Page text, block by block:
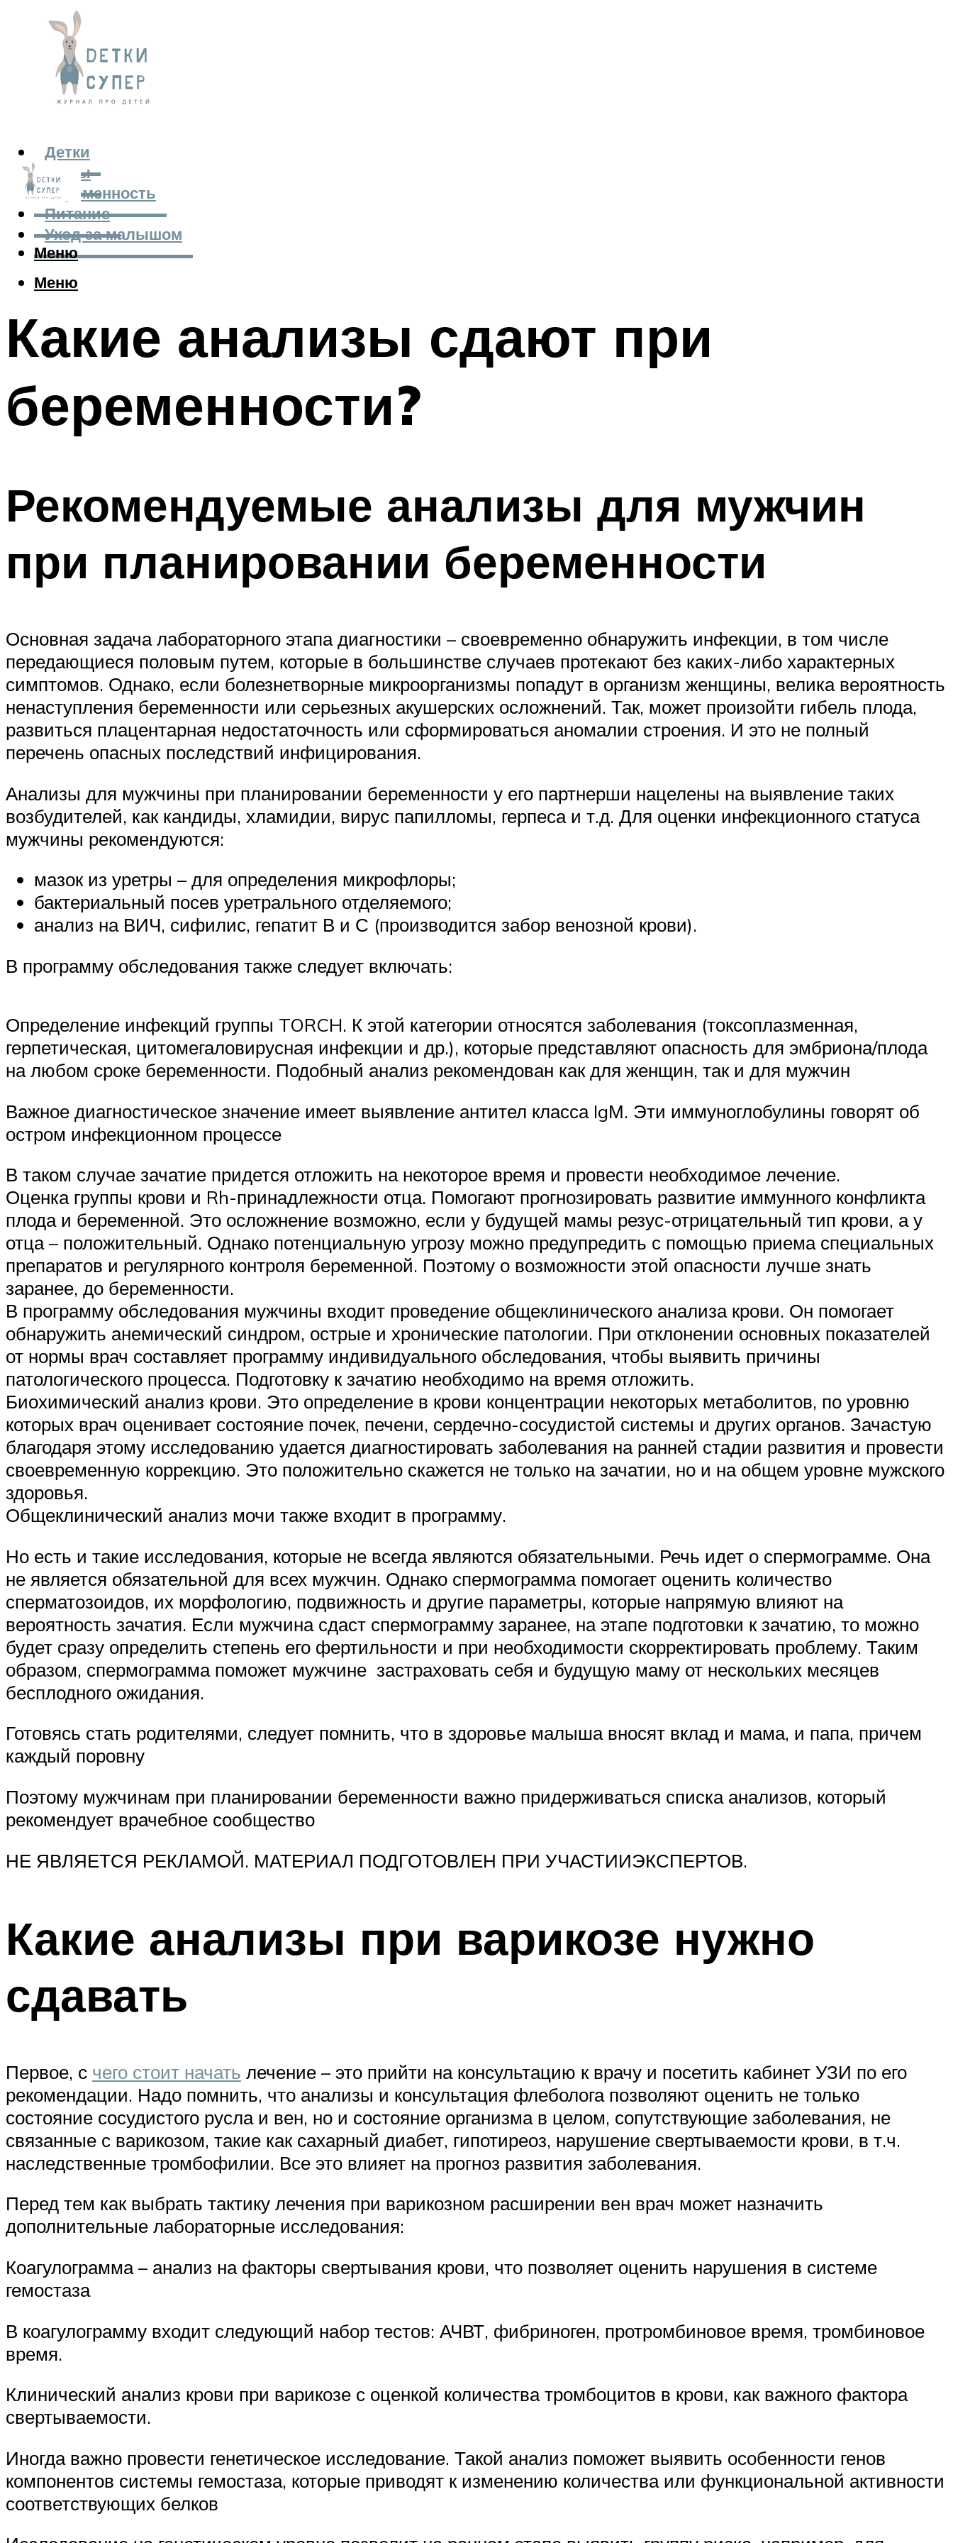
Детки
Мамы
Беременность
Питание
Уход за малышом
Меню
Меню
Какие анализы сдают при
беременности?
Рекомендуемые анализы для мужчин
при планировании беременности
Основная задача лабораторного этапа диагностики – своевременно обнаружить инфекции, в том числе
передающиеся половым путем, которые в большинстве случаев протекают без каких-либо характерных
симптомов. Однако, если болезнетворные микроорганизмы попадут в организм женщины, велика вероятность
ненаступления беременности или серьезных акушерских осложнений. Так, может произойти гибель плода,
развиться плацентарная недостаточность или сформироваться аномалии строения. И это не полный
перечень опасных последствий инфицирования.
Анализы для мужчины при планировании беременности у его партнерши нацелены на выявление таких
возбудителей, как кандиды, хламидии, вирус папилломы, герпеса и т.д. Для оценки инфекционного статуса
мужчины рекомендуются:
мазок из уретры – для определения микрофлоры;
бактериальный посев уретрального отделяемого;
анализ на ВИЧ, сифилис, гепатит В и С (производится забор венозной крови).
В программу обследования также следует включать:
Определение инфекций группы TORCH. К этой категории относятся заболевания (токсоплазменная,
герпетическая, цитомегаловирусная инфекции и др.), которые представляют опасность для эмбриона/плода
на любом сроке беременности. Подобный анализ рекомендован как для женщин, так и для мужчин
Важное диагностическое значение имеет выявление антител класса IgМ. Эти иммуноглобулины говорят об
остром инфекционном процессе
В таком случае зачатие придется отложить на некоторое время и провести необходимое лечение.
Оценка группы крови и Rh-принадлежности отца. Помогают прогнозировать развитие иммунного конфликта
плода и беременной. Это осложнение возможно, если у будущей мамы резус-отрицательный тип крови, а у
отца – положительный. Однако потенциальную угрозу можно предупредить с помощью приема специальных
препаратов и регулярного контроля беременной. Поэтому о возможности этой опасности лучше знать
заранее, до беременности.
В программу обследования мужчины входит проведение общеклинического анализа крови. Он помогает
обнаружить анемический синдром, острые и хронические патологии. При отклонении основных показателей
от нормы врач составляет программу индивидуального обследования, чтобы выявить причины
патологического процесса. Подготовку к зачатию необходимо на время отложить.
Биохимический анализ крови. Это определение в крови концентрации некоторых метаболитов, по уровню
которых врач оценивает состояние почек, печени, сердечно-сосудистой системы и других органов. Зачастую
благодаря этому исследованию удается диагностировать заболевания на ранней стадии развития и провести
своевременную коррекцию. Это положительно скажется не только на зачатии, но и на общем уровне мужского
здоровья.
Общеклинический анализ мочи также входит в программу.
Но есть и такие исследования, которые не всегда являются обязательными. Речь идет о спермограмме. Она
не является обязательной для всех мужчин. Однако спермограмма помогает оценить количество
сперматозоидов, их морфологию, подвижность и другие параметры, которые напрямую влияют на
вероятность зачатия. Если мужчина сдаст спермограмму заранее, на этапе подготовки к зачатию, то можно
будет сразу определить степень его фертильности и при необходимости скорректировать проблему. Таким
образом, спермограмма поможет мужчине застраховать себя и будущую маму от нескольких месяцев
бесплодного ожидания.
Готовясь стать родителями, следует помнить, что в здоровье малыша вносят вклад и мама, и папа, причем
каждый поровну
Поэтому мужчинам при планировании беременности важно придерживаться списка анализов, который
рекомендует врачебное сообщество
НЕ ЯВЛЯЕТСЯ РЕКЛАМОЙ. МАТЕРИАЛ ПОДГОТОВЛЕН ПРИ УЧАСТИИЭКСПЕРТОВ.
Какие анализы при варикозе нужно
сдавать
Первое, с чего стоит начать лечение – это прийти на консультацию к врачу и посетить кабинет УЗИ по его
рекомендации. Надо помнить, что анализы и консультация флеболога позволяют оценить не только
состояние сосудистого русла и вен, но и состояние организма в целом, сопутствующие заболевания, не
связанные с варикозом, такие как сахарный диабет, гипотиреоз, нарушение свертываемости крови, в т.ч.
наследственные тромбофилии. Все это влияет на прогноз развития заболевания.
Перед тем как выбрать тактику лечения при варикозном расширении вен врач может назначить
дополнительные лабораторные исследования:
Коагулограмма – анализ на факторы свертывания крови, что позволяет оценить нарушения в системе
гемостаза
В коагулограмму входит следующий набор тестов: АЧВТ, фибриноген, протромбиновое время, тромбиновое
время.
Клинический анализ крови при варикозе с оценкой количества тромбоцитов в крови, как важного фактора
свертываемости.
Иногда важно провести генетическое исследование. Такой анализ поможет выявить особенности генов
компонентов системы гемостаза, которые приводят к изменению количества или функциональной активности
соответствующих белков